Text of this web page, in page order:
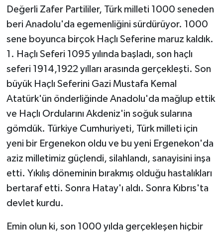
Değerli Zafer Partililer, Türk milleti 1000 seneden
beri Anadolu'da egemenliğini sürdürüyor. 1000
sene boyunca birçok Haçlı Seferine maruz kaldık.
1. Haçlı Seferi 1095 yılında başladı, son haçlı
seferi 1914,1922 yılları arasında gerçekleşti. Son
büyük Haçlı Seferini Gazi Mustafa Kemal
Atatürk'ün önderliğinde Anadolu'da mağlup ettik
ve Haçlı Ordularını Akdeniz'in soğuk sularına
gömdük. Türkiye Cumhuriyeti, Türk milleti için
yeni bir Ergenekon oldu ve bu yeni Ergenekon'da
aziz milletimiz güçlendi, silahlandı, sanayisini inşa
etti. Yıkılış döneminin bırakmış olduğu hastalıkları
bertaraf etti. Sonra Hatay'ı aldı. Sonra Kıbrıs'ta
devlet kurdu.
Emin olun ki, son 1000 yılda gerçekleşen hiçbir